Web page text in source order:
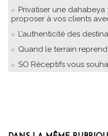
Privatiser une dahabeya
proposer à vos clients
L’authenticité des
Quand le terrain
SO Réceptifs vous